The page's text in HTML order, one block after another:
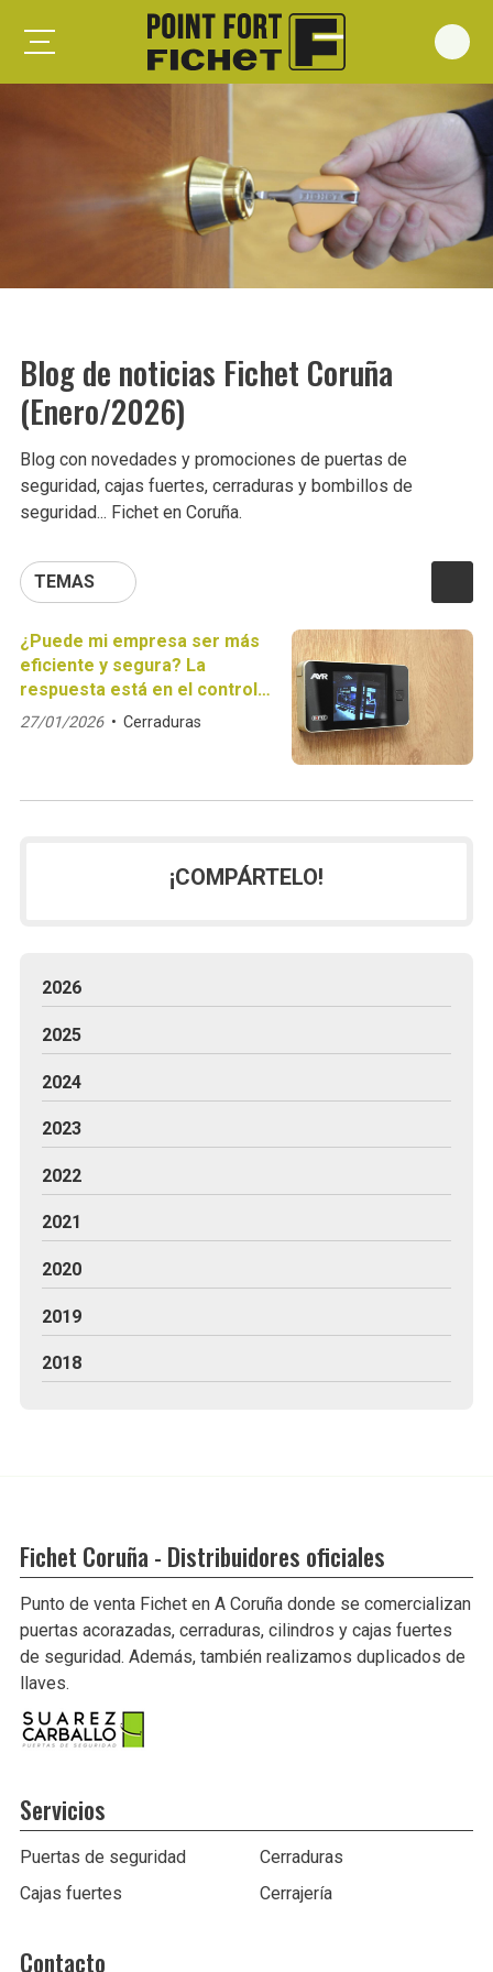
Foxeo HiS
Forges G375
Spheris Xp
Forstyl
Duo G071
Puertas trastero
Blog de noticias Fichet Coruña
(Enero/2026)
Blog con novedades y promociones de puertas de
seguridad, cajas fuertes, cerraduras y bombillos de
seguridad... Fichet en Coruña.
TEMAS
¿Puede mi empresa ser más
eficiente y segura? La
respuesta está en el control
de accesos
27/01/2026 Cerraduras
¡COMPÁRTELO!
2026
2025
2024
2023
2022
2021
2020
2019
2018
Fichet Coruña - Distribuidores oficiales
Punto de venta Fichet en A Coruña donde se comercializan
puertas acorazadas, cerraduras, cilindros y cajas fuertes
de seguridad. Además, también realizamos duplicados de
llaves.
Servicios
Puertas de seguridad
Cerraduras
Cajas fuertes
Cerrajería
Contacto